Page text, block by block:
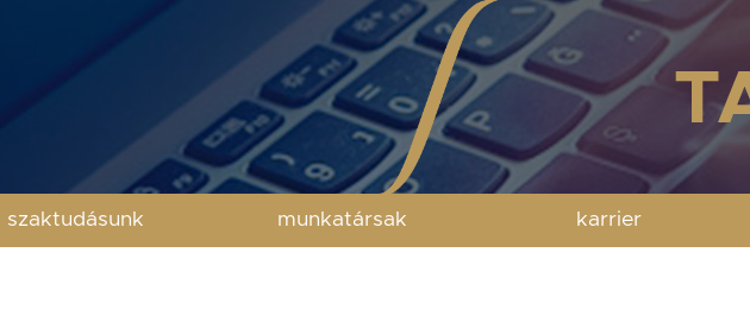
szaktudásunk munkatársak karrier